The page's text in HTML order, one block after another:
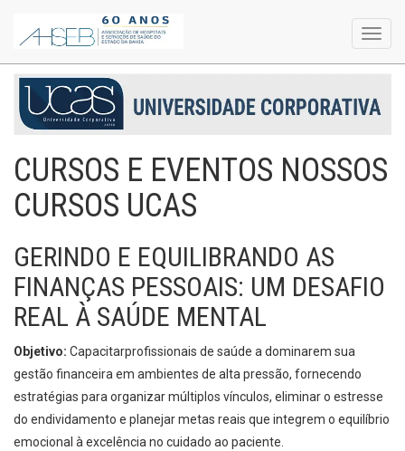
CURSOS E EVENTOS NOSSOS
CURSOS UCAS
GERINDO E EQUILIBRANDO AS
FINANÇAS PESSOAIS: UM DESAFIO
REAL À SAÚDE MENTAL
Objetivo: Capacitarprofissionais de saúde a dominarem sua
gestão financeira em ambientes de alta pressão, fornecendo
estratégias para organizar múltiplos vínculos, eliminar o estresse
do endividamento e planejar metas reais que integrem o equilíbrio
emocional à excelência no cuidado ao paciente.